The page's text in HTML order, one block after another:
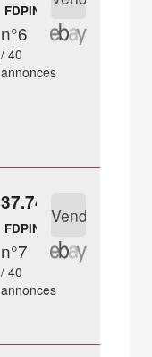
FDPIN
n°6
/ 40
annonces
37.74 €
FDPIN
n°7
/ 40
annonces